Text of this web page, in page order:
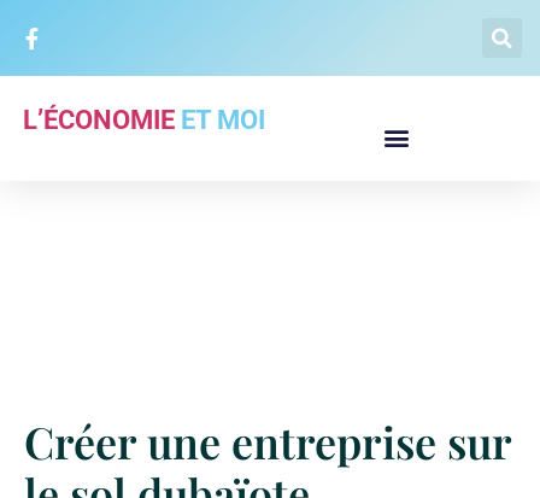
L’ÉCONOMIE ET MOI
Créer une entreprise sur